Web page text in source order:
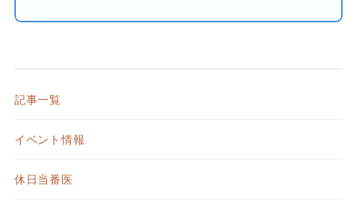
記事一覧
イベント情報
休日当番医